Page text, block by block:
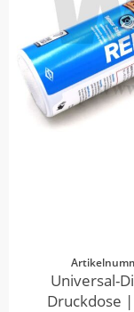
Universal-
Druckdose